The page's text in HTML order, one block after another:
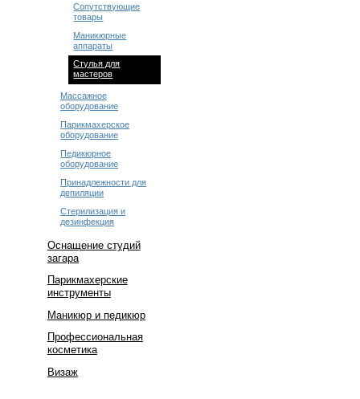
Сопутствующие
товары
Маникюрные
аппараты
Стулья для
мастеров
Массажное
оборудование
Парикмахерское
оборудование
Педикюрное
оборудование
Принадлежности для
депиляции
Стерилизация и
дезинфекция
Оснащение студий
загара
Парикмахерские
инструменты
Маникюр и педикюр
Профессиональная
косметика
Визаж